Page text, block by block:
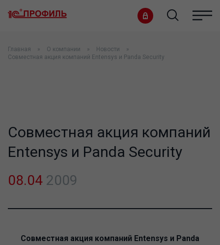
Главная О компании
Новости
Совместная акция компаний Entensys и Panda Security
Совместная акция компаний
Entensys и Panda Security
08.04 2009
Совместная акция компаний Entensys и Panda